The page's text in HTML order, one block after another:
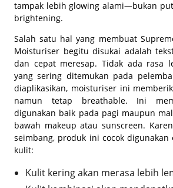
tampak lebih glowing alami—bukan
brightening.
Salah satu hal yang membuat
Moisturiser begitu disukai adalah
dan cepat meresap. Tidak ada rasa
yang sering ditemukan pada
diaplikasikan, moisturiser ini
namun tetap breathable. Ini
digunakan baik pada pagi maupun
bawah makeup atau sunscreen.
seimbang, produk ini cocok
kulit:
Kulit kering akan merasa lebih